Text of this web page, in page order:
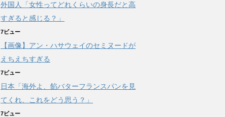
外国人「女性ってどれくらいの身長だと高
すぎると感じる？」
7ビュー
【画像】アン・ハサウェイのセミヌードが
えちえちすぎる
7ビュー
日本「海外よ、餡バターフランスパンを見
てくれ、これをどう思う？」
7ビュー